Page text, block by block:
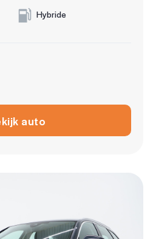
Hybride
auto